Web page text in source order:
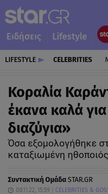
Ειδήσεις Lifestyle
LIFESTYLE CELEBRITIES
Κοραλία
έκανα καλά
διαζύγια»
Όσα εξομολογήθηκε
καταξιωμένη ηθοποιός
Συντακτική ΟμάδαSTAR.GR
08.11.22, 15:59 CELEBRITIES &